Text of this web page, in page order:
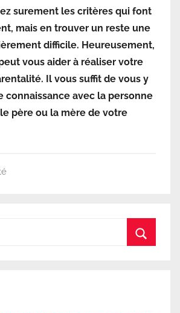
surement les critères qui font
mais en trouver un reste une
difficile. Heureusement,
vous aider à réaliser votre
Il vous suffit de vous y
connaissance avec la personne
père ou la mère de votre